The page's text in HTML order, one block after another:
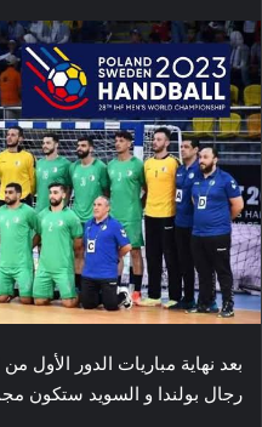
بعد نهاية مباريات الدور الأول من
رجال بولندا و السويد ستكون